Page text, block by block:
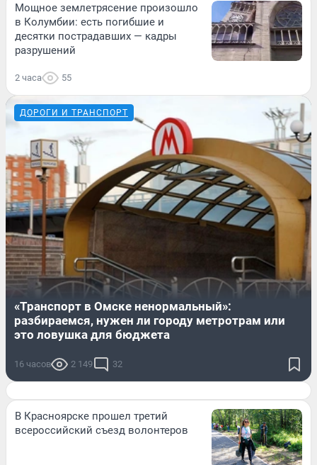
Мощное землетрясение произошло
в Колумбии: есть погибшие и
десятки пострадавших — кадры
разрушений
2 часа 55
ДОРОГИ И ТРАНСПОРТ
«Транспорт в Омске ненормальный»:
разбираемся, нужен ли городу метротрам или
это ловушка для бюджета
16 часов 2 149 32
В Красноярске прошел третий
всероссийский съезд волонтеров